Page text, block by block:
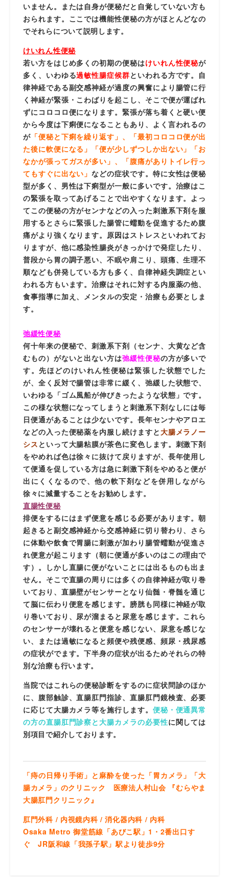
いません。または自身が便秘だと自覚していない方も
おられます。ここでは機能性便秘の方がほとんどなの
でそれらについて説明します。
けいれん性便秘
若い方をはじめ多くの初期の便秘はけいれん性便秘が
多く、いわゆる過敏性腸症候群といわれる方です。自
律神経である副交感神経が過度の興奮により腸管に行
く神経が緊張・こわばりを起こし、そこで便が運ばれ
ずにコロコロ便になります。緊張が落ち着くと硬い便
から今度は下痢便になることもあり、よく言われるの
が「便秘と下痢を繰り返す」、「最初コロコロ便が出
た後に軟便になる」「便が少しずつしか出ない」「お
なかが張ってガスが多い」、「腹痛がありトイレ行っ
てもすぐに出ない」などの症状です。特に女性は便秘
型が多く、男性は下痢型が一般に多いです。治療はこ
の緊張を取ってあげることで出やすくなります。よっ
てこの便秘の方がセンナなどの入った刺激系下剤を服
用するとさらに緊張した腸管に蠕動を促進するため腹
痛がより強くなります。原因はストレスといわれてお
りますが、他に感染性腸炎がきっかけで発症したり、
普段から胃の調子悪い、不眠や肩こり、頭痛、生理不
順なども併発している方も多く、自律神経失調症とい
われる方もいます。治療はそれに対する内服薬の他、
食事指導に加え、メンタルの安定・治療も必要としま
す。
弛緩性便秘
何十年来の便秘で、刺激系下剤（センナ、大黄など含
むもの）がないと出ない方は弛緩性便秘の方が多いで
す。先ほどのけいれん性便秘は緊張した状態でした
が、全く反対で腸管は非常に緩く、弛緩した状態で、
いわゆる「ゴム風船が伸びきったような状態」です。
この様な状態になってしまうと刺激系下剤なしには毎
日便通があることは少ないです。長年センナやアロエ
などの入った便秘薬を内服し続けますと大腸メラノー
シス といって大腸粘膜が茶色に変色します。刺激下剤
をやめれば色は徐々に抜けて戻りますが、長年使用し
て便通を促している方は急に刺激下剤をやめると便が
出にくくなるので、他の軟下剤などを併用しながら
徐々に減量することをお勧めします。
直腸性便秘
排便をするにはまず便意を感じる必要があります。朝
起きると副交感神経から交感神経に切り替わり、さら
に体動や飲食で胃腸に刺激が加わり腸管蠕動が促進さ
れ便意が起こります（朝に便通が多いのはこの理由で
す）。しかし直腸に便がないことには出るものも出ま
せん。そこで直腸の周りには多くの自律神経が取り巻
いており、直腸壁がセンサーとなり仙髄・脊髄を通じ
て脳に伝わり便意を感じます。膀胱も同様に神経が取
り巻いており、尿が溜まると尿意を感じます。これら
のセンサーが壊れると便意を感じない、尿意を感じな
い、または過敏になると頻便や残便感、頻尿・残尿感
の症状がでます。下半身の症状が出るためそれらの特
別な治療も行います。
当院ではこれらの便秘診断をするのに症状問診のほか
に、腹部触診、直腸肛門指診、直腸肛門鏡検査、必要
に応じて大腸カメラ等を施行します。 便秘・便通異常
の方の直腸肛門診察と大腸カメラの必要性に関しては
別項目で紹介しております。
「痔の日帰り手術」と麻酔を使った「胃カメラ」「大
腸カメラ」のクリニック 医療法人村山会 『むらやま
大腸肛門クリニック』
肛門外科 / 内視鏡内科 / 消化器内科 / 内科
Osaka Metro 御堂筋線「あびこ駅」1・2番出口す
ぐ JR阪和線「我孫子駅」駅より徒歩9分